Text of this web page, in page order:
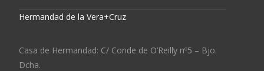
Hermandad de la Vera+Cruz
Casa de Hermandad: C/ Conde de O’Reilly nº5 – Bjo.
Dcha.